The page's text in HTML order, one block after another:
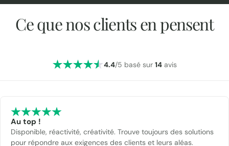
Ce que nos clients en pensent
4.4/5 basé sur 14avis
Au top !
Disponible, réactivité, créativité. Trouve toujours des solutions
pour répondre aux exigences des clients et leurs aléas.